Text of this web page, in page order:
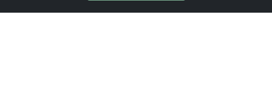
Umzug von Duisburg nach Brasilien